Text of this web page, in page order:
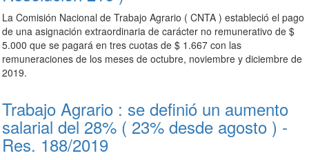
La Comisión Nacional de Trabajo Agrario ( CNTA ) estableció el pago
de una asignación extraordinaria de carácter no remunerativo de $
5.000 que se pagará en tres cuotas de $ 1.667 con las
remuneraciones de los meses de octubre, noviembre y diciembre de
2019.
Trabajo Agrario : se definió un aumento
salarial del 28% ( 23% desde agosto ) -
Res. 188/2019